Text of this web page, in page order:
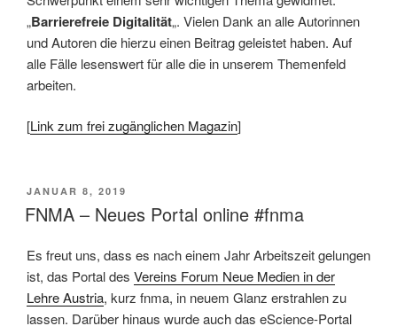
„Barrierefreie Digitalität„. Vielen Dank an alle Autorinnen
und Autoren die hierzu einen Beitrag geleistet haben. Auf
alle Fälle lesenswert für alle die in unserem Themenfeld
arbeiten.
[Link zum frei zugänglichen Magazin]
VERÖFFENTLICHT
AM
JANUAR 8, 2019
FNMA – Neues Portal online #fnma
Es freut uns, dass es nach einem Jahr Arbeitszeit gelungen
ist, das Portal des Vereins Forum Neue Medien in der
Lehre Austria, kurz fnma, in neuem Glanz erstrahlen zu
lassen. Darüber hinaus wurde auch das eScience-Portal